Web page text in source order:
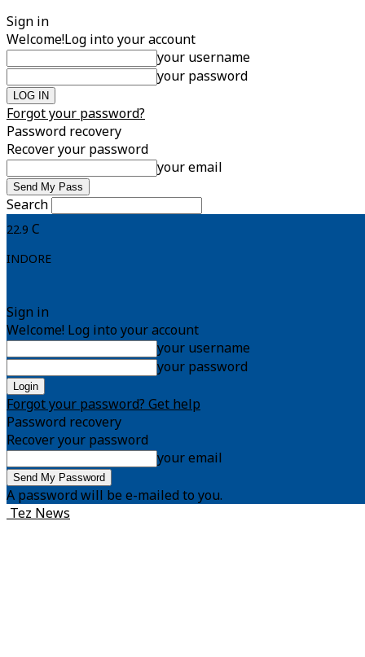
Sign in
Welcome!Log into your account
your username
your password
Forgot your password?
Password recovery
Recover your password
your email
Search
22.9 C
INDORE
Sign in
Welcome! Log into your account
your username
your password
Forgot your password? Get help
Password recovery
Recover your password
your email
A password will be e-mailed to you.
Tez News